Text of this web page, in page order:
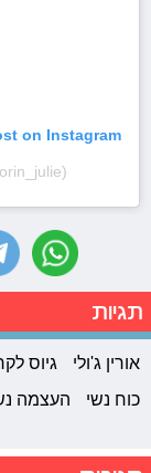
on Instagram
תגיות
אורין ג'ולי גיוס
כוח נשי
העצמה